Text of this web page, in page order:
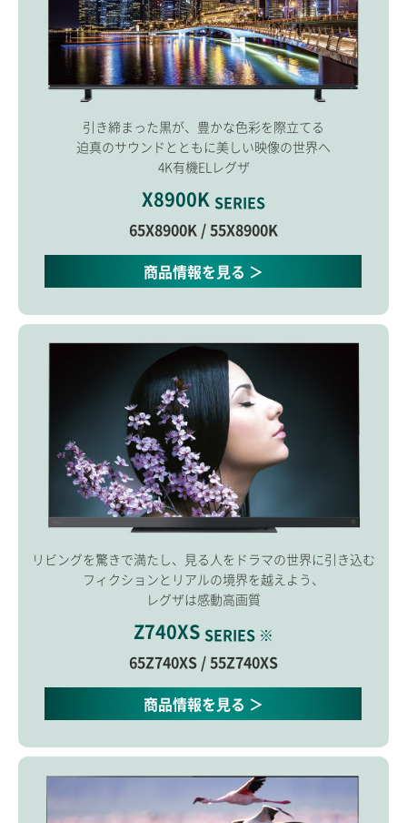
引き締まった黒が、豊かな色彩を際立てる
迫真のサウンドとともに美しい映像の世界へ
4K有機ELレグザ
X8900K SERIES
65X8900K / 55X8900K
商品情報を見る ＞
リビングを驚きで満たし、見る人をドラマの世界に引き込む
フィクションとリアルの境界を越えよう、
レグザは感動高画質
Z740XS SERIES ※
65Z740XS / 55Z740XS
商品情報を見る ＞